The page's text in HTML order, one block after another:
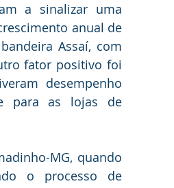
a sinalizar uma
anual de
Assaí, com
fator positivo foi
desempenho
para as lojas de
MG, quando
o processo de